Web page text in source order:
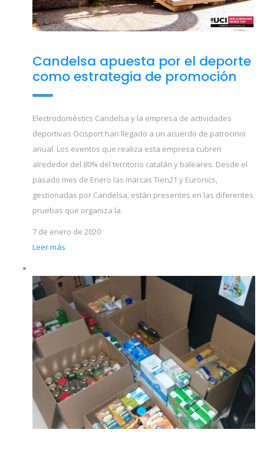
Candelsa apuesta por el deporte
como estrategia de promoción
Electrodomèstics Candelsa y la empresa de actividades
deportivas Ocisport han llegado a un acuerdo de patrocinio
anual. Los eventos que realiza esta empresa cubren
alrededor del 80% del territorio catalán y baleares. Desde el
pasado mes de Enero las marcas Tien21 y Euronics,
gestionadas por Candelsa, están presentes en las diferentes
pruebas que organiza la
7 de enero de 2020
Leer más